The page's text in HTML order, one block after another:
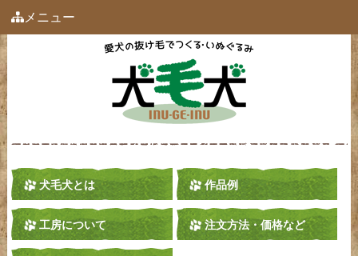
メニュー
犬毛犬とは 作品例
工房について 注文方法・価格など